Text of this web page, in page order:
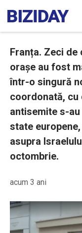
Franța. Zeci
orașe au fost
într-o singură
coordonată,
antisemite s-
state
asupra
octombrie.
acum 3 ani